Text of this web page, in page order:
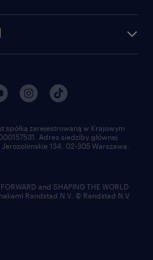
randstad
spółką zarejestrowaną w Krajowym
Adres siedziby głównej
134, 02-305 Warszawa.
FORWARD and SHAPING THE WORLD
Randstad N.V. © Randstad N.V